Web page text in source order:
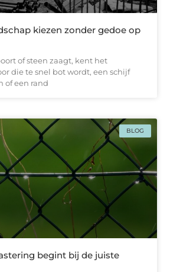
kiezen zonder gedoe op
of steen zaagt, kent het
die te snel bot wordt, een schijf
of een rand
BLOG
begint bij de juiste